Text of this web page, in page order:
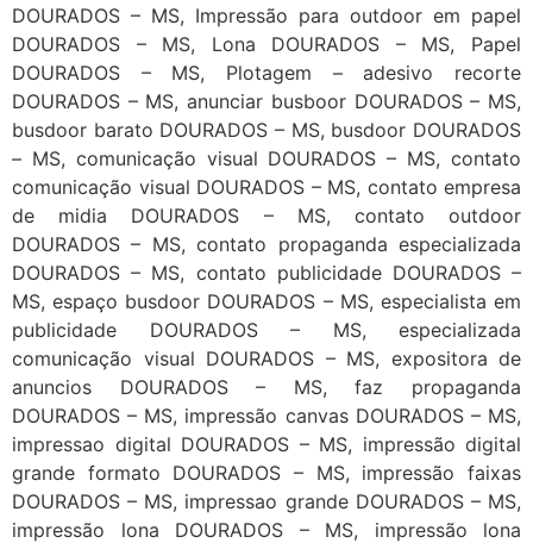
DOURADOS – MS, Impressão para outdoor em papel
DOURADOS – MS, Lona DOURADOS – MS, Papel
DOURADOS – MS, Plotagem – adesivo recorte
DOURADOS – MS, anunciar busboor DOURADOS – MS,
busdoor barato DOURADOS – MS, busdoor DOURADOS
– MS, comunicação visual DOURADOS – MS, contato
comunicação visual DOURADOS – MS, contato empresa
de midia DOURADOS – MS, contato outdoor
DOURADOS – MS, contato propaganda especializada
DOURADOS – MS, contato publicidade DOURADOS –
MS, espaço busdoor DOURADOS – MS, especialista em
publicidade DOURADOS – MS, especializada
comunicação visual DOURADOS – MS, expositora de
anuncios DOURADOS – MS, faz propaganda
DOURADOS – MS, impressão canvas DOURADOS – MS,
impressao digital DOURADOS – MS, impressão digital
grande formato DOURADOS – MS, impressão faixas
DOURADOS – MS, impressao grande DOURADOS – MS,
impressão lona DOURADOS – MS, impressão lona